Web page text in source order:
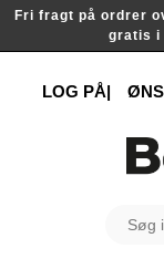
Fri fragt på ordrer
gratis
LOG PÅ